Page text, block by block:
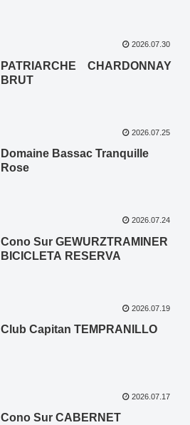
2026.07.30
PATRIARCHE CHARDONNAY
BRUT
2026.07.25
Domaine Bassac Tranquille
Rose
2026.07.24
Cono Sur GEWURZTRAMINER
BICICLETA RESERVA
2026.07.19
Club Capitan TEMPRANILLO
2026.07.17
Cono Sur CABERNET